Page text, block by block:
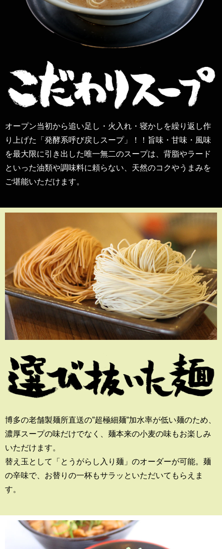
オープン当初から追い足し・火入れ・寝かしを繰り返し作
り上げた「発酵系呼び戻しスープ」！！旨味・甘味・風味
を最大限に引き出した唯一無二のスープは、背脂やラード
といった油類や調味料に頼らない、天然のコクやうまみを
ご堪能いただけます。
博多の老舗製麺所直送の”超極細麺”加水率が低い麺のため、
濃厚スープの味だけでなく、麺本来の小麦の味もお楽しみ
いただけます。
替え玉として「とうがらし入り麺」のオーダーが可能。麺
の辛味で、お替りの一杯もサラッといただいてもらえま
す。